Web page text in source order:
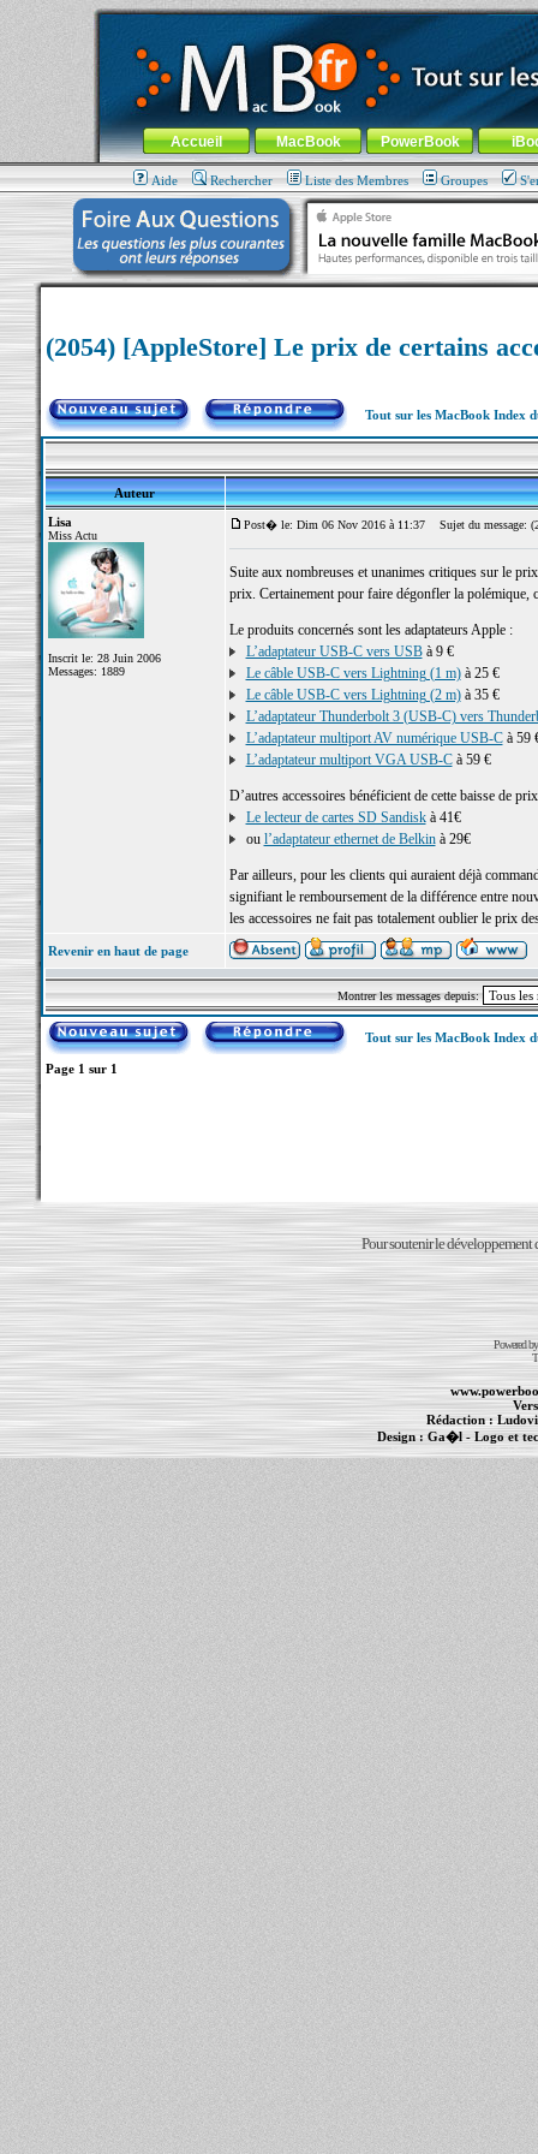
MacBook-fr.com : 100% Apple... 100% nomade !
Aller au contenu-Aller au menu général-Aller au menu de
Menu général
Accueil MacBook PowerBook
Aide Rechercher Liste des Membres Groupes
(2054) [AppleStore] Le prix de certains
Tout sur les MacBook Index
Auteur
Lisa
Miss Actu
Inscrit le: 28 Juin 2006
Messages: 1889
Post� le: Dim 06 Nov 2016 à 11:37 Sujet du message:
Suite aux nombreuses et unanimes critiques sur le
prix. Certainement pour faire dégonfler la polémique,
Le produits concernés sont les adaptateurs Apple :
L’adaptateur USB-C vers USBà 9 €
Le câble USB-C vers Lightning (1 m)à 25 €
Le câble USB-C vers Lightning (2 m)à 35 €
L’adaptateur Thunderbolt 3 (USB-C) vers
L’adaptateur multiport AV numérique USB-Cà 59
L’adaptateur multiport VGA USB-Cà 59 €
D’autres accessoires bénéficient de cette baisse de
Le lecteur de cartes SD Sandiskà 41€
ou l’adaptateur ethernet de Belkinà 29€
Par ailleurs, pour les clients qui auraient déjà
signifiant le remboursement de la différence entre
les accessoires ne fait pas totalement oublier le prix
Revenir en haut de page
Montrer les messages depuis:
Tout sur les MacBook Index
Page 1 sur 1
Pour soutenir le développement
Powered
Rédaction :
Design : Ga�l - Logo et
MacBook Pro-